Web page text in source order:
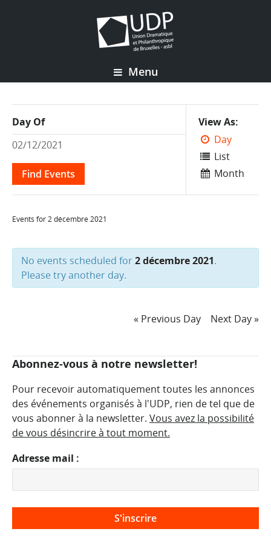
Menu
Event
Views
Navigation
View As
Day
List
Month
Day Of
Events for 2 décembre 2021
No events scheduled for2 décembre 2021.
Please try another day.
« Previous Day Next Day»
Abonnez-vous à notre newsletter!
Pour recevoir automatiquement toutes les annonces
des événements organisés à l'UDP, rien de tel que de
vous abonner à la newsletter. Vous avez la possibilité
de vous désincrire à tout moment.
Adresse mail :